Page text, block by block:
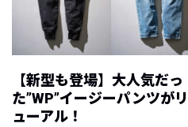
【新型も登場】大人気だっ
た”WP”イージーパンツが
ューアル！